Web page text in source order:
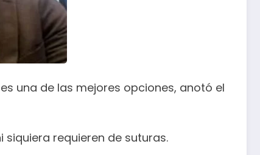
una de las mejores opciones, anotó el
requieren de suturas.